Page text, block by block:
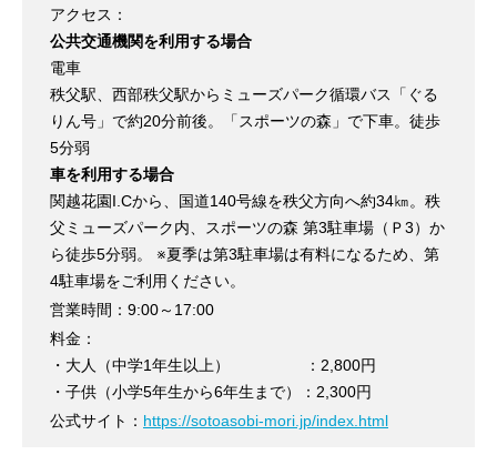
アクセス：
公共交通機関を利用する場合
電車
秩父駅、西部秩父駅からミューズパーク循環バス「ぐる
りん号」で約20分前後。「スポーツの森」で下車。徒歩
5分弱
車を利用する場合
関越花園I.Cから、国道140号線を秩父方向へ約34㎞。秩
父ミューズパーク内、スポーツの森 第3駐車場（Ｐ3）か
ら徒歩5分弱。 ※夏季は第3駐車場は有料になるため、第
4駐車場をご利用ください。
営業時間：9:00～17:00
料金：
・大人（中学1年生以上） ：2,800円
・子供（小学5年生から6年生まで）：2,300円
公式サイト： https://sotoasobi-mori.jp/index.html